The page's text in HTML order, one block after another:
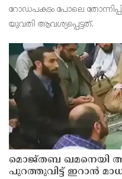
റോഡപകടമാക്കി
പദ്ധതിയിട്ട
റോഡപകടം പോലെ
യുവതി ആവശ്യപ്പെട്ടത്.
മൊജ്തബ ഖമനെയി
പുറത്തുവിട്ട് ഇറാന്‍